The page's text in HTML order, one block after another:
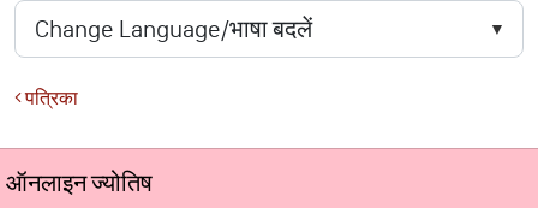
पत्रिका
ऑनलाइन ज्योतिष